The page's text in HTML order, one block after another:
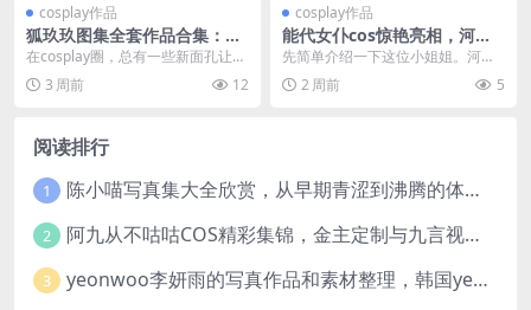
cosplay作品
狐玖玖图集全套作品合集：质
感爆棚、氛围感拉满的佛系萌
妹风格解析
在cosplay圈，总有一些新面孔让人
一眼就记住。最近被很多同好推荐
的狐玖玖，就...
3 周前 12
cosplay作品
能代女仆cos惊艳亮相，河豚
抚子全套作品图集清新魅力全
先简单介绍一下这位小姐姐。河豚
抚子是2002年出生的双子座女生，
2015年就开始...
2 周前 5
阅读排行
1 陈小喵写真集大全欣赏，从早期青涩到沸腾的体温作品全记录
2 阿九从不咕咕COS精彩集锦，金主定制与九言视频分享
3 yeonwoo李妍雨的写真作品和素材整理，韩国yeonwoo牛奶胶卷完整版欣赏